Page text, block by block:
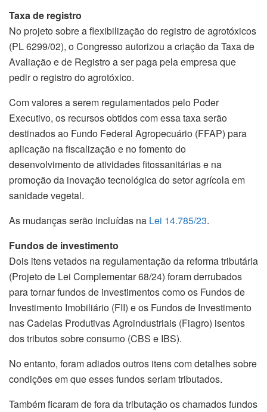
Taxa de registro
No projeto sobre a flexibilização do registro de agrotóxicos
(PL 6299/02), o Congresso autorizou a criação da Taxa de
Avaliação e de Registro a ser paga pela empresa que
pedir o registro do agrotóxico.
Com valores a serem regulamentados pelo Poder
Executivo, os recursos obtidos com essa taxa serão
destinados ao Fundo Federal Agropecuário (FFAP) para
aplicação na fiscalização e no fomento do
desenvolvimento de atividades fitossanitárias e na
promoção da inovação tecnológica do setor agrícola em
sanidade vegetal.
As mudanças serão incluídas na Lei 14.785/23.
Fundos de investimento
Dois itens vetados na regulamentação da reforma tributária
(Projeto de Lei Complementar 68/24) foram derrubados
para tornar fundos de investimentos como os Fundos de
Investimento Imobiliário (FII) e os Fundos de Investimento
nas Cadeias Produtivas Agroindustriais (Fiagro) isentos
dos tributos sobre consumo (CBS e IBS).
No entanto, foram adiados outros itens com detalhes sobre
condições em que esses fundos seriam tributados.
Também ficaram de fora da tributação os chamados fundos